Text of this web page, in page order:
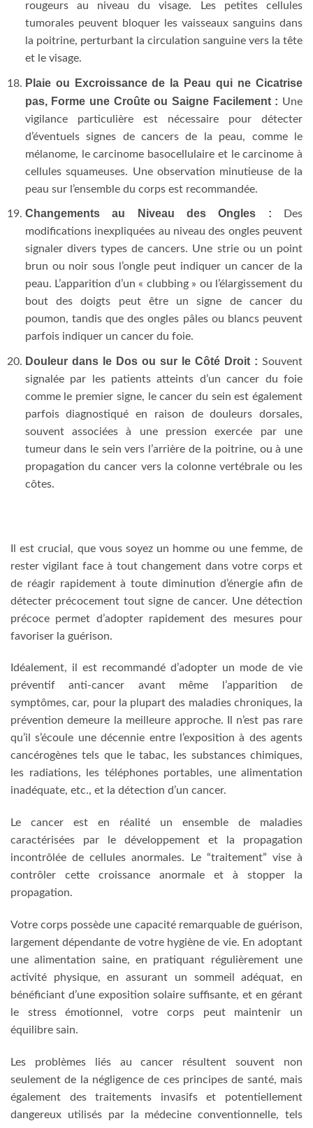
rougeurs au niveau du visage. Les petites cellules
tumorales peuvent bloquer les vaisseaux sanguins dans
la poitrine, perturbant la circulation sanguine vers la tête
et le visage.
Plaie ou Excroissance de la Peau qui ne Cicatrise
pas, Forme une Croûte ou Saigne Facilement : Une
vigilance particulière est nécessaire pour détecter
d’éventuels signes de cancers de la peau, comme le
mélanome, le carcinome basocellulaire et le carcinome à
cellules squameuses. Une observation minutieuse de la
peau sur l’ensemble du corps est recommandée.
Changements au Niveau des Ongles : Des
modifications inexpliquées au niveau des ongles peuvent
signaler divers types de cancers. Une strie ou un point
brun ou noir sous l’ongle peut indiquer un cancer de la
peau. L’apparition d’un « clubbing » ou l’élargissement du
bout des doigts peut être un signe de cancer du
poumon, tandis que des ongles pâles ou blancs peuvent
parfois indiquer un cancer du foie.
Douleur dans le Dos ou sur le Côté Droit : Souvent
signalée par les patients atteints d’un cancer du foie
comme le premier signe, le cancer du sein est également
parfois diagnostiqué en raison de douleurs dorsales,
souvent associées à une pression exercée par une
tumeur dans le sein vers l’arrière de la poitrine, ou à une
propagation du cancer vers la colonne vertébrale ou les
côtes.
Il est crucial, que vous soyez un homme ou une femme, de
rester vigilant face à tout changement dans votre corps et
de réagir rapidement à toute diminution d’énergie afin de
détecter précocement tout signe de cancer. Une détection
précoce permet d’adopter rapidement des mesures pour
favoriser la guérison.
Idéalement, il est recommandé d’adopter un mode de vie
préventif anti-cancer avant même l’apparition de
symptômes, car, pour la plupart des maladies chroniques, la
prévention demeure la meilleure approche. Il n’est pas rare
qu’il s’écoule une décennie entre l’exposition à des agents
cancérogènes tels que le tabac, les substances chimiques,
les radiations, les téléphones portables, une alimentation
inadéquate, etc., et la détection d’un cancer.
Le cancer est en réalité un ensemble de maladies
caractérisées par le développement et la propagation
incontrôlée de cellules anormales. Le “traitement” vise à
contrôler cette croissance anormale et à stopper la
propagation.
Votre corps possède une capacité remarquable de guérison,
largement dépendante de votre hygiène de vie. En adoptant
une alimentation saine, en pratiquant régulièrement une
activité physique, en assurant un sommeil adéquat, en
bénéficiant d’une exposition solaire suffisante, et en gérant
le stress émotionnel, votre corps peut maintenir un
équilibre sain.
Les problèmes liés au cancer résultent souvent non
seulement de la négligence de ces principes de santé, mais
également des traitements invasifs et potentiellement
dangereux utilisés par la médecine conventionnelle, tels